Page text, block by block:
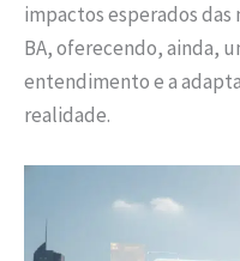
impactos esperados
BA, oferecendo, ainda,
entendimento e a
realidade.